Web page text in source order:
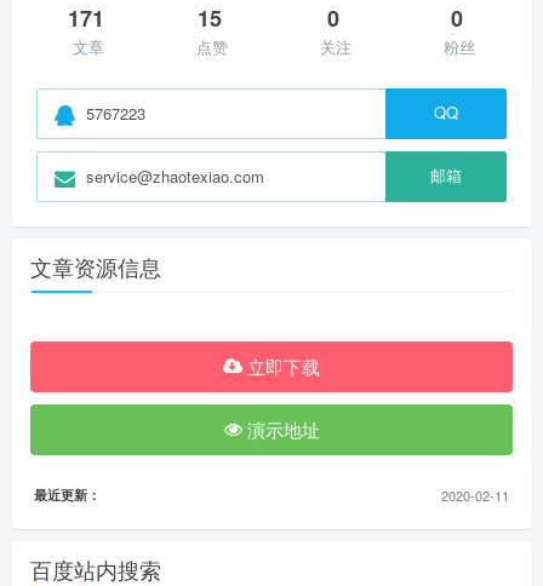
171
文章
15
点赞
0
关注
0
粉丝
5767223 QQ
service@zhaotexiao.com 邮箱
文章资源信息
立即下载
演示地址
最近更新： 2020-02-11
百度站内搜索